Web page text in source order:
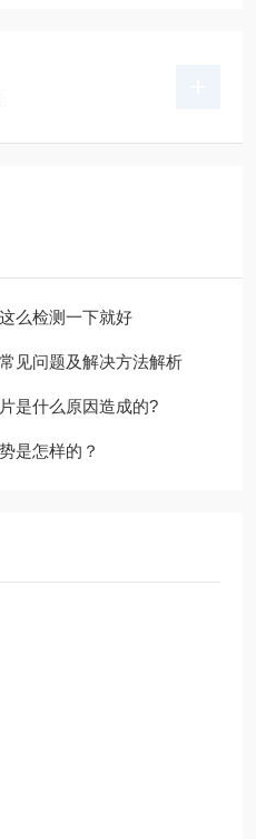
么检测一下就好
见问题及解决方法解析
是什么原因造成的?
是怎样的？